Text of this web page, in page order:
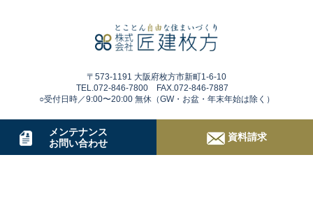
〒573-1191 大阪府枚方市新町1-6-10
TEL.072-846-7800 FAX.072-846-7887
○受付日時／9:00〜20:00 無休（GW・お盆・年末年始は除く）
メンテナンス
お問い合わせ
資料請求